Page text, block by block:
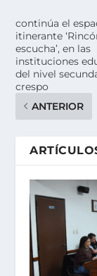
continúa el
itinerante
escucha’, en las
instituciones
del nivel
crespo
ANTERIOR